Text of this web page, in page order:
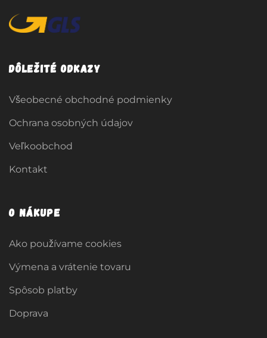
Dôležité odkazy
Všeobecné obchodné podmienky
Ochrana osobných údajov
Veľkoobchod
Kontakt
O nákupe
Ako používame cookies
Výmena a vrátenie tovaru
Spôsob platby
Doprava